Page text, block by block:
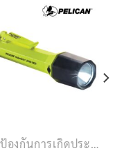
ไฟฉายป้องกันการเกิดประกายไฟ